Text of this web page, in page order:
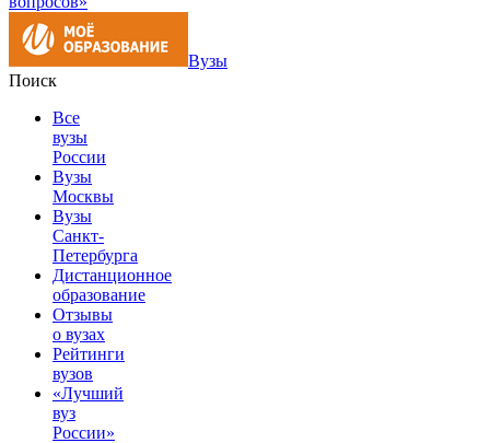
Вузы
Поиск
Все
вузы
России
Вузы
Москвы
Вузы
Санкт-
Петербурга
Дистанционное
образование
Отзывы
о вузах
Рейтинги
вузов
«Лучший
вуз
России»